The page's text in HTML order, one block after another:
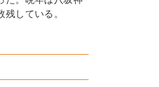
している。